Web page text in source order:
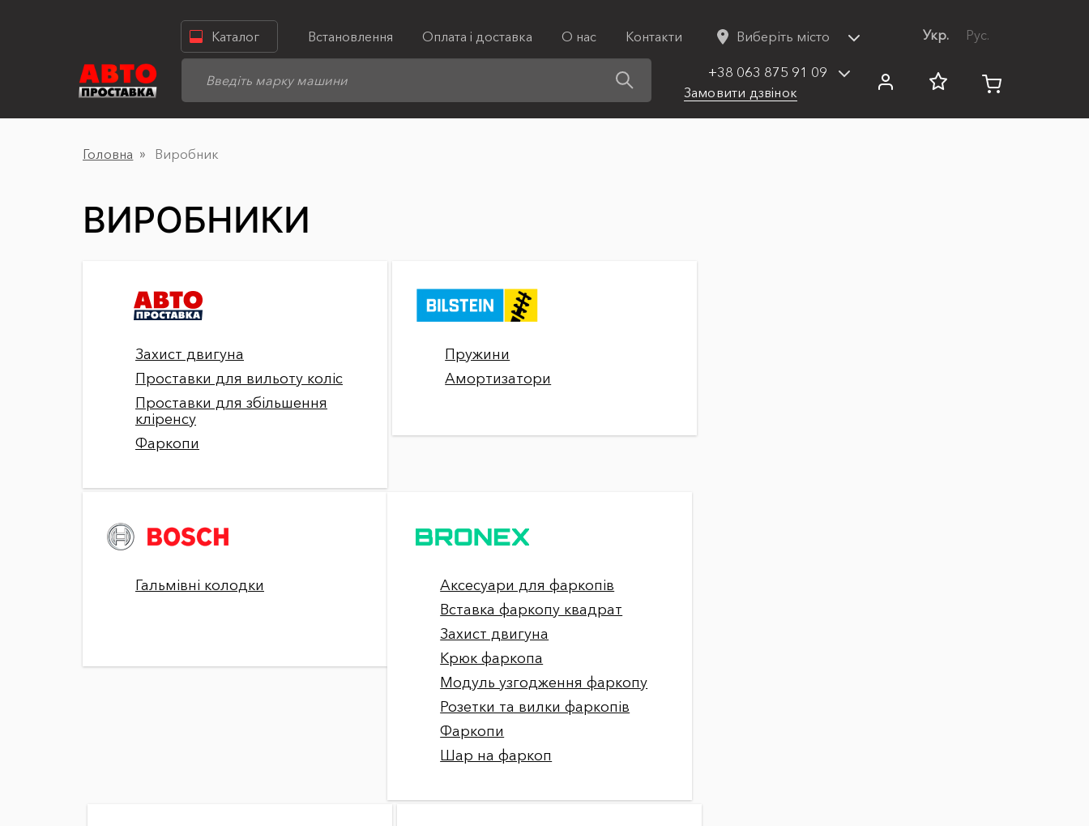
Каталог Встановлення Оплата і доставка О нас Контакти Виберіть місто Укр. Рус.
+38 063 875 91 09
Замовити дзвінок
Головна Виробник
ВИРОБНИКИ
Захист двигуна
Проставки для вильоту коліс
Проставки для збільшення
кліренсу
Фаркопи
Пружини
Амортизатори
Гальмівні колодки
Аксесуари для фаркопів
Вставка фаркопу квадрат
Захист двигуна
Крюк фаркопа
Модуль узгодження фаркопу
Розетки та вилки фаркопів
Фаркопи
Шар на фаркоп